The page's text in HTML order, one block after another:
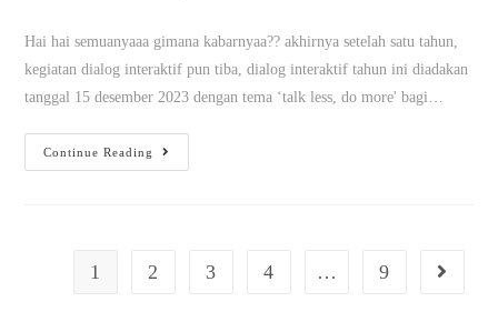
Hai hai semuanyaaa gimana kabarnyaa?? akhirnya setelah satu tahun,
kegiatan dialog interaktif pun tiba, dialog interaktif tahun ini diadakan
tanggal 15 desember 2023 dengan tema ‘talk less, do more' bagi…
Continue Reading
1 2 3 4 … 9